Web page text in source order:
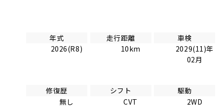
年式
2026(R8)
走行距離
10km
車検
2029(11)年
02月
修復歴
無し
シフト
CVT
駆動
2WD